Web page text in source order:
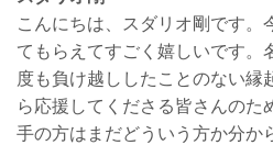
こんにちは、スダリオ剛です。
てもらえてすごく嬉しいです。
度も負け越ししたことのない縁
ら応援してくださる皆さんのた
手の方はまだどういう方か分か